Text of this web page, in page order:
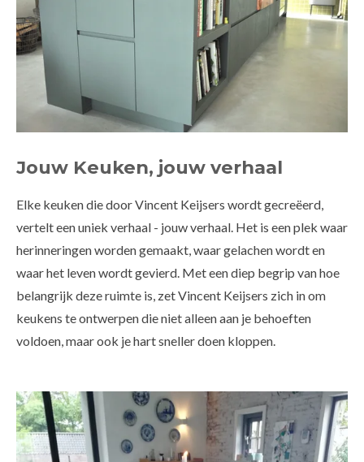
Jouw Keuken, jouw verhaal
Elke keuken die door Vincent Keijsers wordt gecreëerd,
vertelt een uniek verhaal - jouw verhaal. Het is een plek waar
herinneringen worden gemaakt, waar gelachen wordt en
waar het leven wordt gevierd. Met een diep begrip van hoe
belangrijk deze ruimte is, zet Vincent Keijsers zich in om
keukens te ontwerpen die niet alleen aan je behoeften
voldoen, maar ook je hart sneller doen kloppen.